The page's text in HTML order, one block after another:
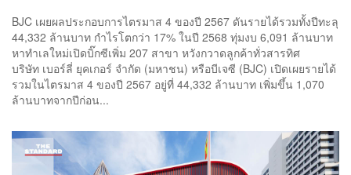
BJC เผยผลประกอบการไตรมาส 4 ของปี 2567 ดันรายได้รวมทั้งปีทะลุ
44,332 ล้านบาท กำไรโตกว่า 17% ในปี 2568 ทุ่มงบ 6,091 ล้านบาท
หาทำเลใหม่เปิดบิ๊กซีเพิ่ม 207 สาขา หวังกวาดลูกค้าทั่วสารทิศ
บริษัท เบอร์ลี่ ยุคเกอร์ จำกัด (มหาชน) หรือบีเจซี (BJC) เปิดเผยรายได้
รวมในไตรมาส 4 ของปี 2567 อยู่ที่ 44,332 ล้านบาท เพิ่มขึ้น 1,070
ล้านบาทจากปีก่อน...